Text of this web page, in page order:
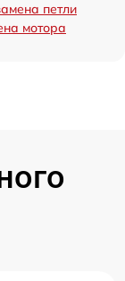
петли
мотора